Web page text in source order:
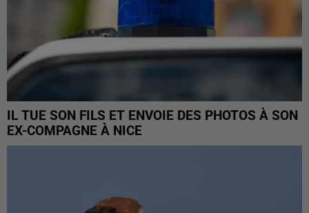
IL TUE SON FILS ET ENVOIE DES PHOTOS À SON
EX-COMPAGNE À NICE